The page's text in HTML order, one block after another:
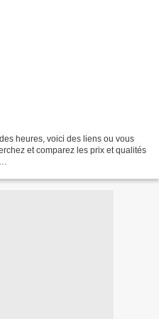
heures, voici des liens ou vous
et comparez les prix et qualités